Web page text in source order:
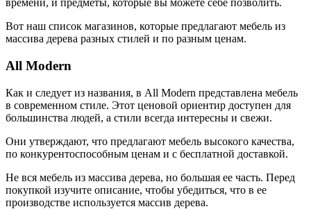
времени, и предметы, которые вы можете себе позволить.
Вот наш список магазинов, которые предлагают мебель из
массива дерева разных стилей и по разным ценам.
All Modern
Как и следует из названия, в All Modern представлена мебель
в современном стиле. Этот ценовой ориентир доступен для
большинства людей, а стили всегда интересны и свежи.
Они утверждают, что предлагают мебель высокого качества,
по конкурентоспособным ценам и с бесплатной доставкой.
Не вся мебель из массива дерева, но большая ее часть. Перед
покупкой изучите описание, чтобы убедиться, что в ее
производстве используется массив дерева.